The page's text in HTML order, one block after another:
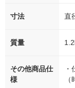
寸法 直
質量
その他商品仕
様